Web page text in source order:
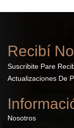
Recibí
Suscribite Pare
Actualizaciones De
Nosotros